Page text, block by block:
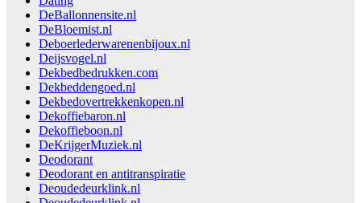
DeBallonnensite.nl
DeBloemist.nl
Deboerlederwarenenbijoux.nl
Deijsvogel.nl
Dekbedbedrukken.com
Dekbeddengoed.nl
Dekbedovertrekkenkopen.nl
Dekoffiebaron.nl
Dekoffieboon.nl
DeKrijgerMuziek.nl
Deodorant
Deodorant en antitranspiratie
Deoudedeurklink.nl